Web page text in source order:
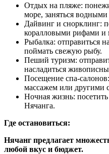
Отдых на пляже:
море, заняться
Дайвинг и снорклинг:
коралловыми рифами и
Рыбалка: отправиться
поймать свежую рыбу.
Пеший туризм:
насладиться
Посещение спа-салонов:
массажем или другими
Ночная жизнь:
Нячанга.
Где остановиться:
Нячанг предлагает
любой вкус и бюджет.